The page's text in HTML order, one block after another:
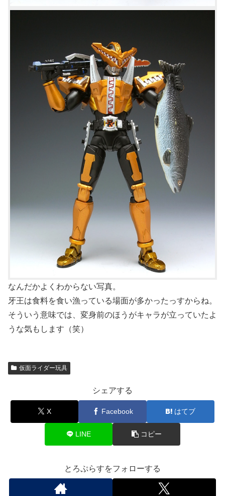
なんだかよくわからない写真。
牙王は食料を食い漁っている場面が多かったっすからね。
そういう意味では、変身前のほうがキャラが立っていたよ
うな気もします（笑）
仮面ライダー玩具
シェアする
X Facebook はてブ
LINE コピー
とろぷらすをフォローする